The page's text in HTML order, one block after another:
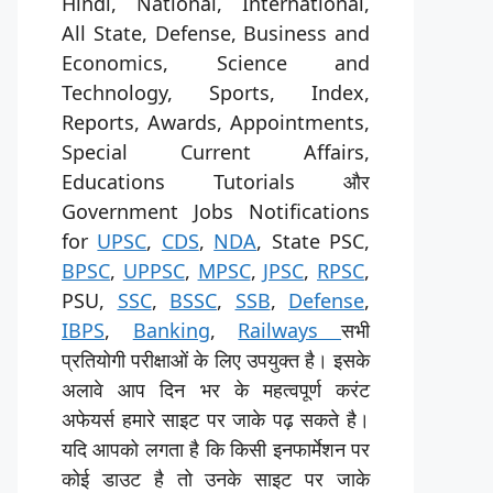
All State, Defense, Business and
Economics, Science and
Technology, Sports, Index,
Reports, Awards, Appointments,
Special Current Affairs,
Educations Tutorials और
Government Jobs Notifications
for UPSC, CDS, NDA, State PSC,
BPSC, UPPSC, MPSC, JPSC, RPSC,
PSU, SSC, BSSC, SSB, Defense,
IBPS, Banking, Railwaysसभी
प्रतियोगी परीक्षाओं के लिए उपयुक्त है। इसके
अलावे आप दिन भर के महत्वपूर्ण करंट
अफेयर्स हमारे साइट पर जाके पढ़ सकते है।
यदि आपको लगता है कि किसी इनफार्मेशन पर
कोई डाउट है तो उनके साइट पर जाके